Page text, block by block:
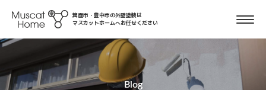
箕面市・豊中市の外壁塗装は
マスカットホームへお任せください
Blog